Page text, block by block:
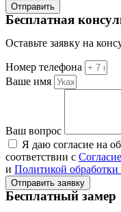
Отправить
Бесплатная
Оставьте заявку на
Номер телефона
Ваше имя
Ваш вопрос
Я даю согласие на
соответствии с
и Политикой
Отправить заявку
Бесплатный замер